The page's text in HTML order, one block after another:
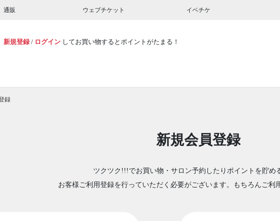
通販 ウェブチケット イベチケ
新規登録 / ログイン してお買い物するとポイントがたまる！
録
新規会員登録
ツクツク!!!でお買い物・サロン予約したりポイントを貯め
お客様ご利用登録を行っていただく必要がございます。もちろんご利